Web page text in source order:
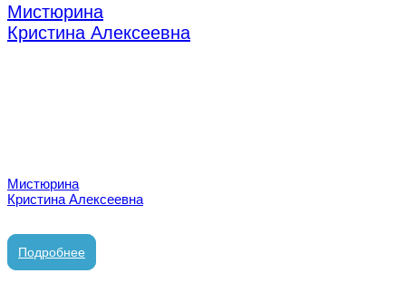
Мистюрина
Кристина Алексеевна
Мистюрина
Кристина Алексеевна
Подробнее